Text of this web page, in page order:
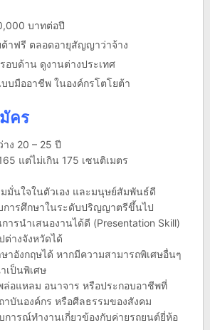
บาทต่อปี
าฟรี ตลอดอายุสัญญาว่าจ้าง
บด้าน ดูงานต่างประเทศ
บมืออาชีพ ในองค์กรโตโยต้า
คร
ง 20 – 25 ปี
แต่ไม่เกิน 175 เซนติเมตร
มั่นใจในตัวเอง และมนุษย์สัมพันธ์ดี
การศึกษาในระดับปริญญาตรีขึ้นไป
ารนำเสนองานได้ดี (Presentation Skill)
ต่างจังหวัดได้
าอังกฤษได้ หากมีความสามารถพิเศษอื่นๆ
เป็นพิเศษ
ล่อแหลม อนาจาร หรือประกอบอาชีพที่
าบันองค์กร หรือศีลธรรมของสังคม
การณ์ทำงานเกี่ยวข้องกับค่ายรถยนต์ยี่ห้อ